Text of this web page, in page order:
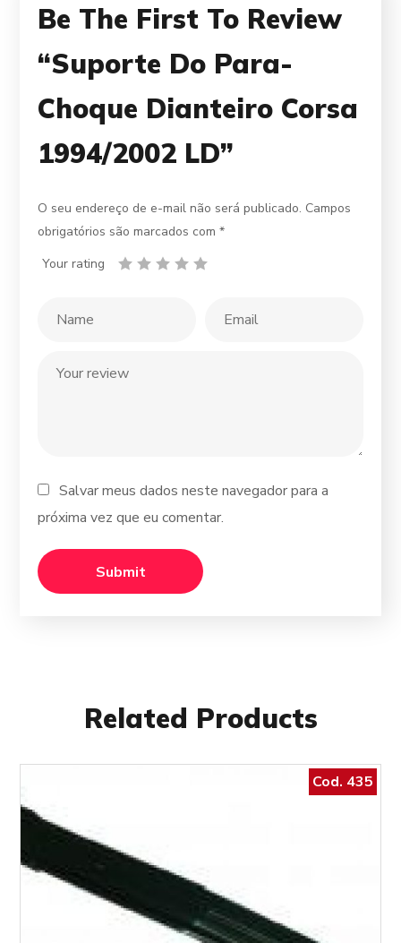
Be The First To Review
“Suporte Do Para-
Choque Dianteiro Corsa
1994/2002 LD”
O seu endereço de e-mail não será publicado. Campos
obrigatórios são marcados com*
Salvar meus dados neste navegador para a
próxima vez que eu comentar.
Your rating
Related Products
Cod. 435